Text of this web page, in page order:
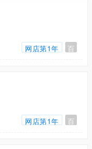
网店第1年 百
网店第1年 百